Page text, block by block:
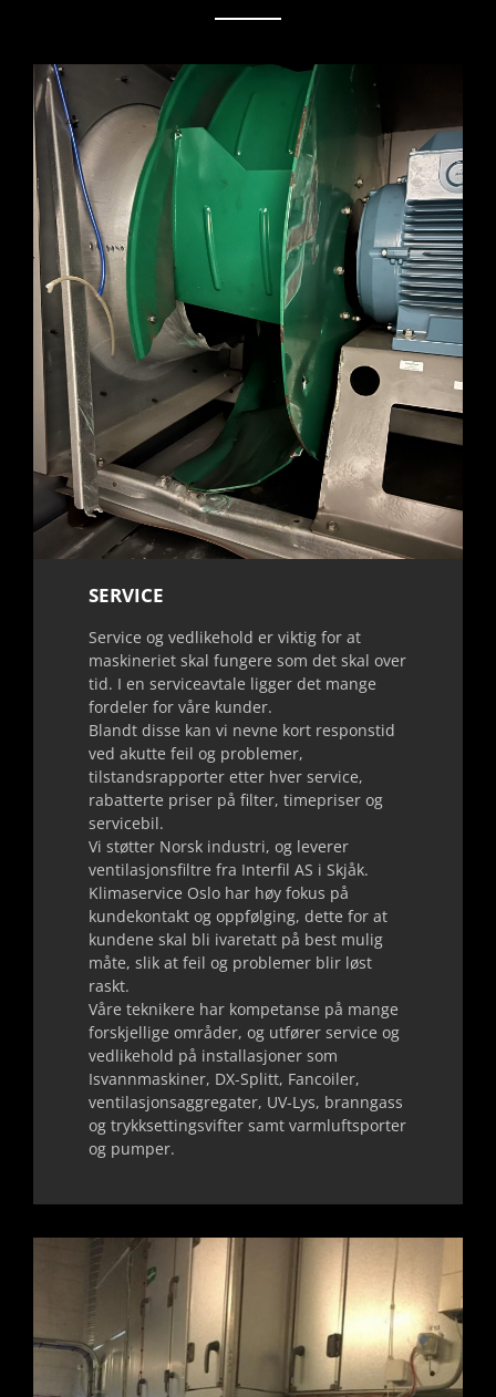
SERVICE
Service og vedlikehold er viktig for at
maskineriet skal fungere som det skal over
tid. I en serviceavtale ligger det mange
fordeler for våre kunder.
Blandt disse kan vi nevne kort responstid
ved akutte feil og problemer,
tilstandsrapporter etter hver service,
rabatterte priser på filter, timepriser og
servicebil.
Vi støtter Norsk industri, og leverer
ventilasjonsfiltre fra Interfil AS i Skjåk.
Klimaservice Oslo har høy fokus på
kundekontakt og oppfølging, dette for at
kundene skal bli ivaretatt på best mulig
måte, slik at feil og problemer blir løst
raskt.
Våre teknikere har kompetanse på mange
forskjellige områder, og utfører service og
vedlikehold på installasjoner som
Isvannmaskiner, DX-Splitt, Fancoiler,
ventilasjonsaggregater, UV-Lys, branngass
og trykksettingsvifter samt varmluftsporter
og pumper.